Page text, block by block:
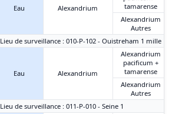
Eau Alexandrium
tamarense
Alexandrium
Autres
Lieu de surveillance : 010-P-102 - Ouistreham 1 mille
Eau Alexandrium
Alexandrium
pacificum +
tamarense
Alexandrium
Autres
Lieu de surveillance : 011-P-010 - Seine 1